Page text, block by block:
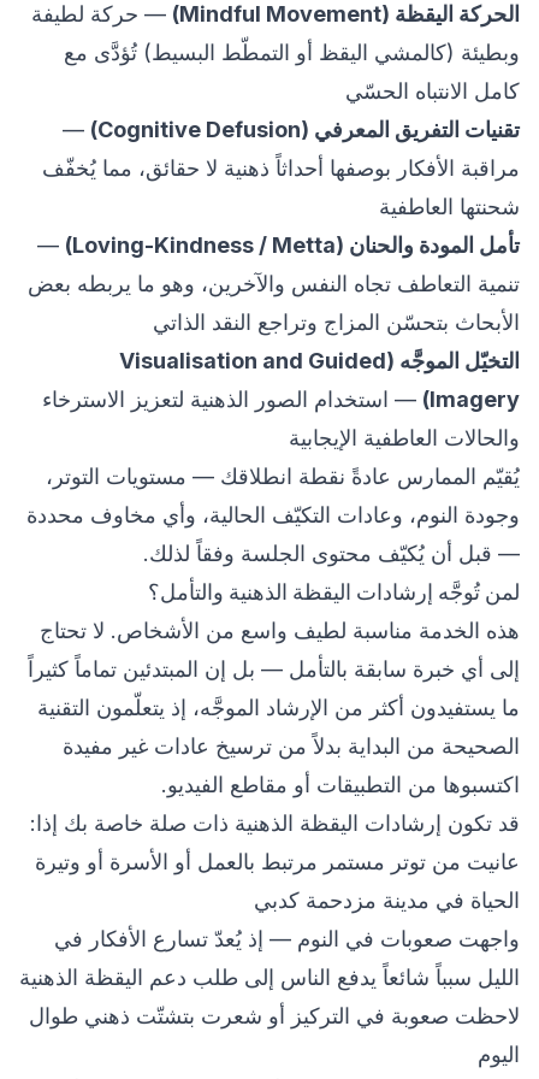
الحركة اليقظة (Mindful Movement)
— حركة لطيفة
وبطيئة (كالمشي اليقظ أو التمطّط البسيط) تُؤدَّى مع
كامل الانتباه الحسّي
تقنيات التفريق المعرفي (Cognitive Defusion)
—
مراقبة الأفكار بوصفها أحداثاً ذهنية لا حقائق، مما يُخفّف
شحنتها العاطفية
تأمل المودة والحنان (Loving-Kindness / Metta)
—
تنمية التعاطف تجاه النفس والآخرين، وهو ما يربطه بعض
الأبحاث بتحسّن المزاج وتراجع النقد الذاتي
التخيّل الموجَّه (Visualisation and Guided
Imagery) — استخدام الصور الذهنية لتعزيز الاسترخاء
والحالات العاطفية الإيجابية
يُقيّم الممارس عادةً نقطة انطلاقك — مستويات التوتر،
وجودة النوم، وعادات التكيّف الحالية، وأي مخاوف محددة
— قبل أن يُكيّف محتوى الجلسة وفقاً لذلك.
لمن تُوجَّه إرشادات اليقظة الذهنية والتأمل؟
هذه الخدمة مناسبة لطيف واسع من الأشخاص. لا تحتاج
إلى أي خبرة سابقة بالتأمل — بل إن المبتدئين تماماً كثيراً
ما يستفيدون أكثر من الإرشاد الموجَّه، إذ يتعلّمون التقنية
الصحيحة من البداية بدلاً من ترسيخ عادات غير مفيدة
اكتسبوها من التطبيقات أو مقاطع الفيديو.
قد تكون إرشادات اليقظة الذهنية ذات صلة خاصة بك إذا:
عانيت من توتر مستمر مرتبط بالعمل أو الأسرة أو وتيرة
الحياة في مدينة مزدحمة كدبي
واجهت صعوبات في النوم — إذ يُعدّ تسارع الأفكار في
الليل سبباً شائعاً يدفع الناس إلى طلب دعم اليقظة الذهنية
لاحظت صعوبة في التركيز أو شعرت بتشتّت ذهني طوال
اليوم